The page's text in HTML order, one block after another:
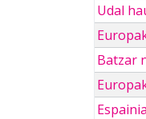
Udal
Batzar